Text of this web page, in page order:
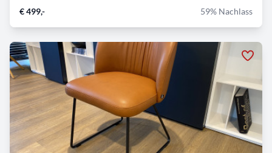
€ 499,- 59% Nachlass